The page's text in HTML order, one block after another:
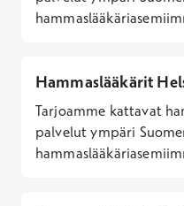
Hammaslääkärit
Tarjoamme kattavat
palvelut ympäri